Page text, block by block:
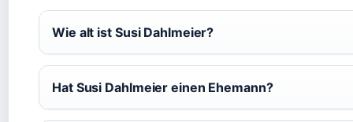
Wie alt ist Susi Dahlmeier?
Hat Susi Dahlmeier einen Ehemann?